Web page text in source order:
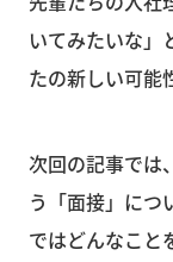
いてみたいな」
たの新しい可能
次回の記事では
う「面接」につ
ではどんなこと